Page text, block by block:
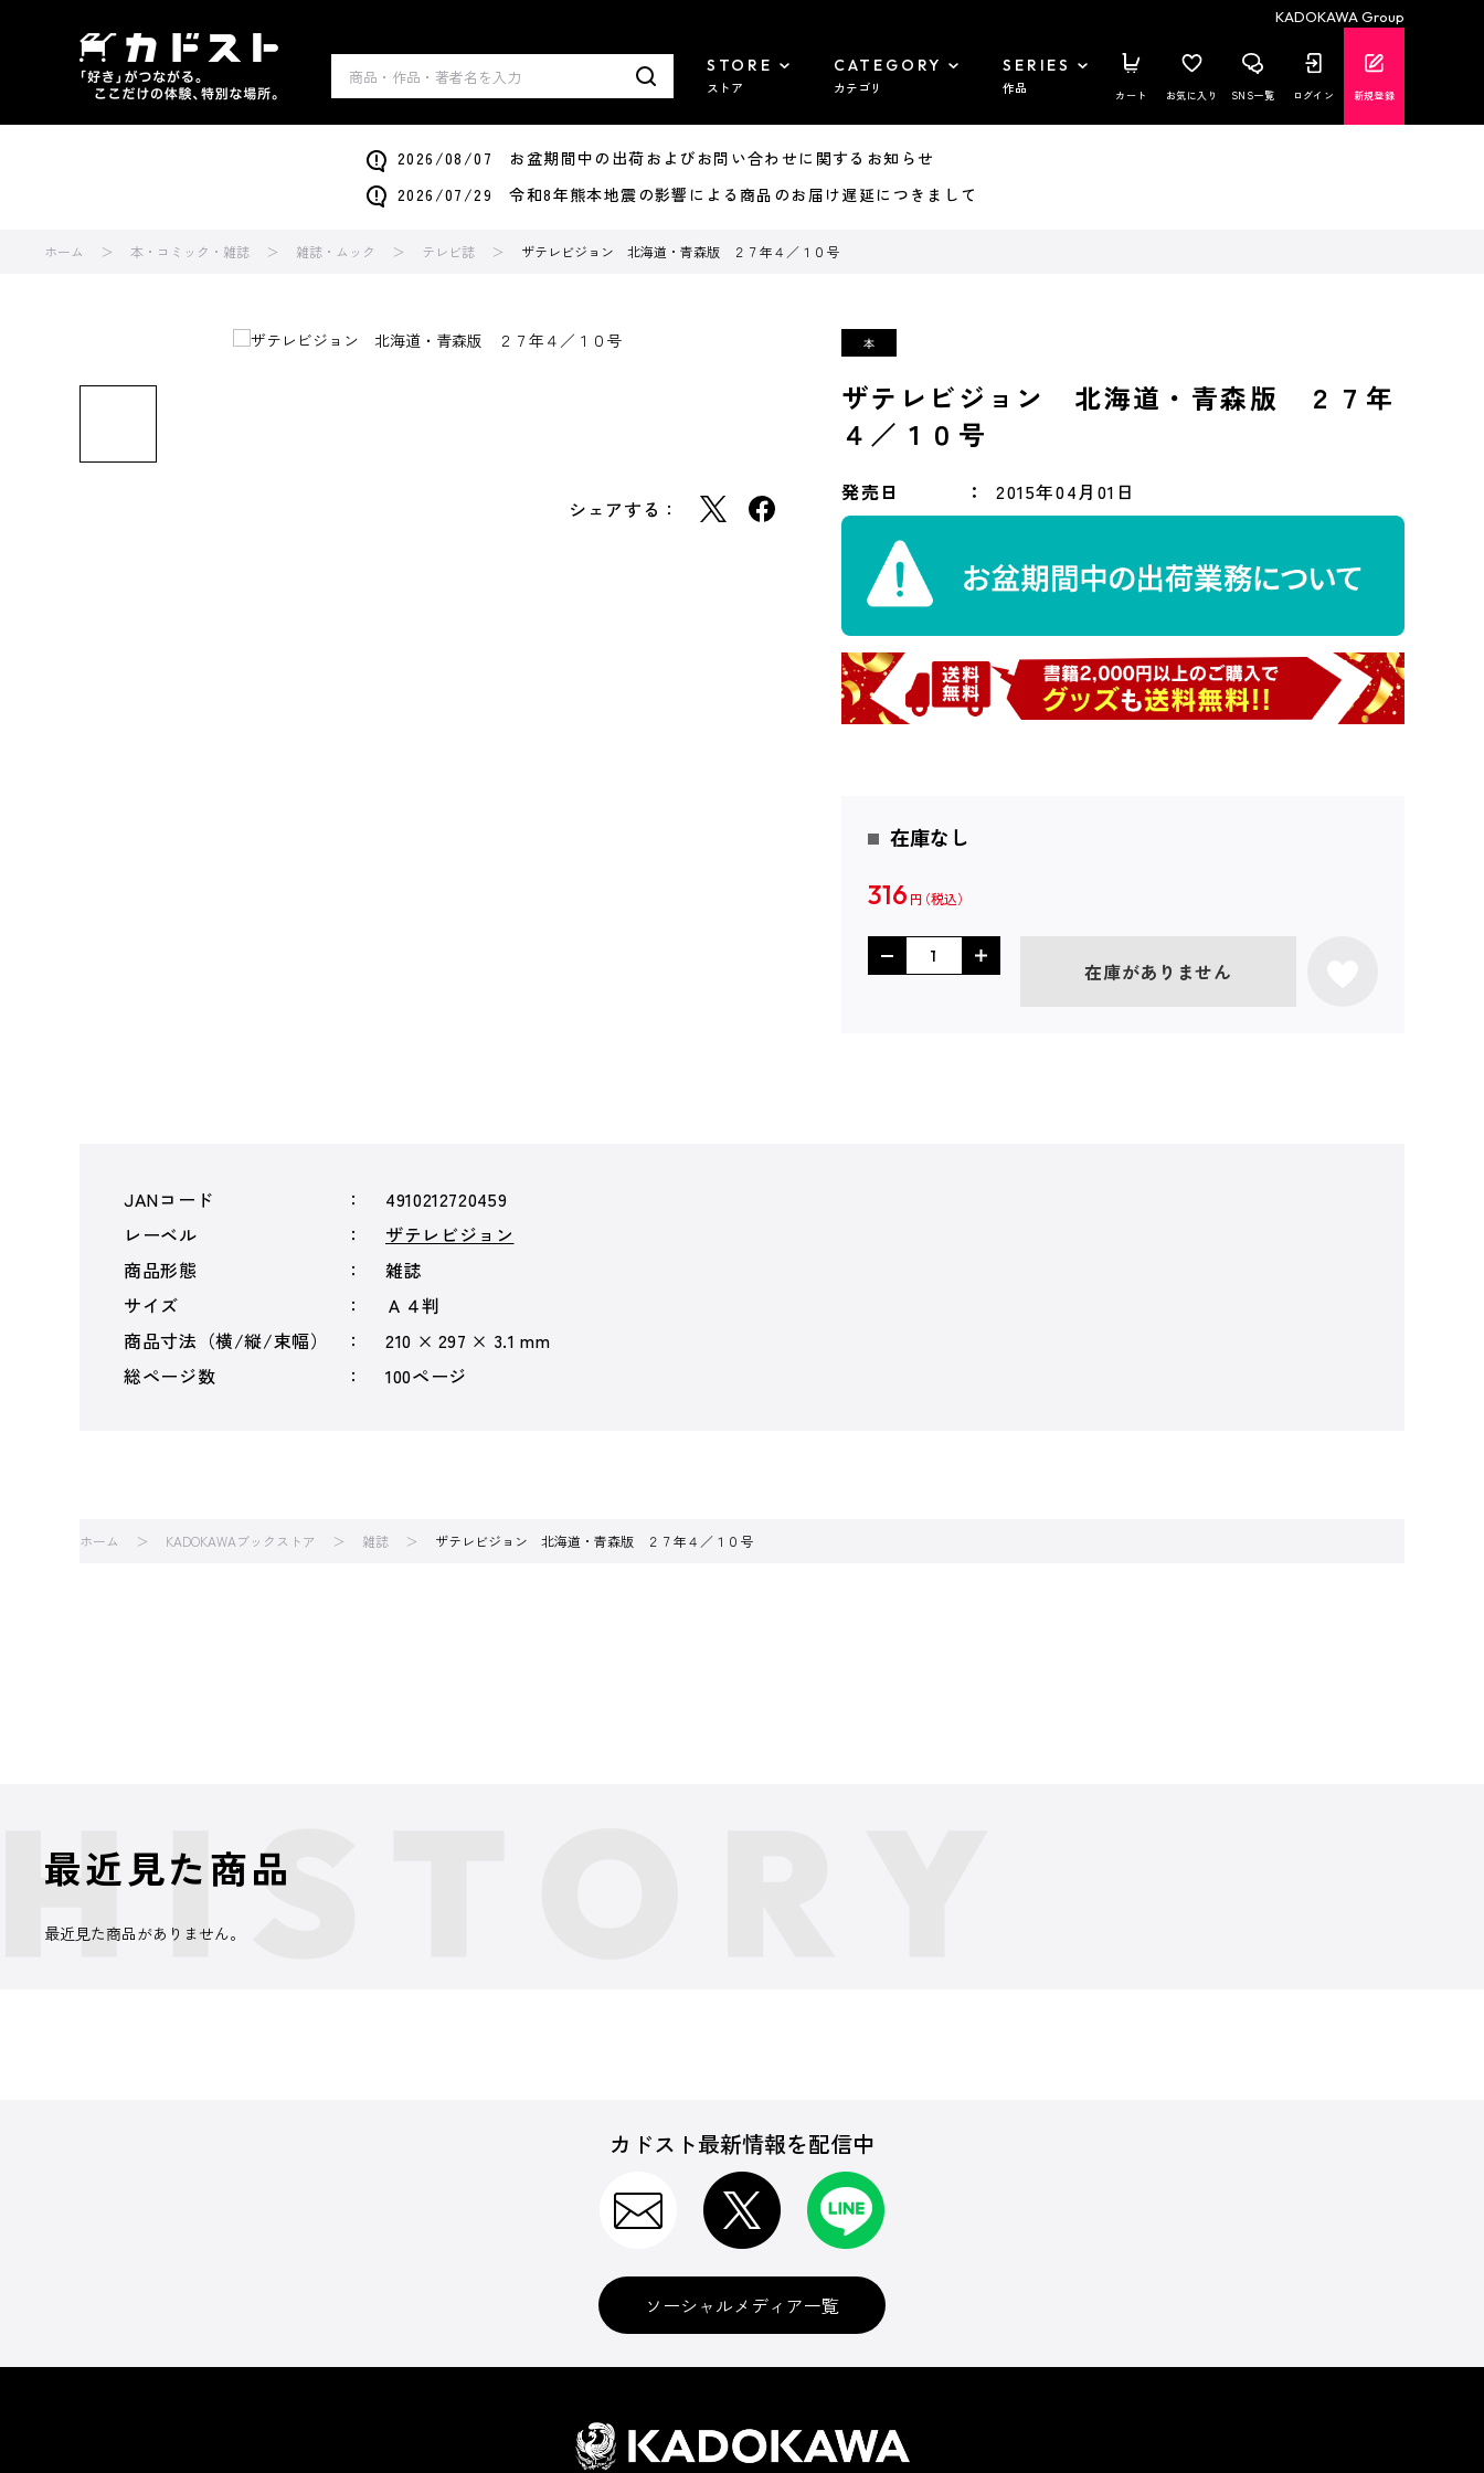
KADOKAWA Group
STORE
ストア
CATEGORY
カテゴリ
SERIES
作品 カート お気に入り SNS一覧 ログイン 新規登録
2026/08/07 お盆期間中の出荷およびお問い合わせに関するお知らせ
2026/07/29 令和8年熊本地震の影響による商品のお届け遅延につきまして
ホーム 本・コミック・雑誌 雑誌・ムック テレビ誌 ザテレビジョン 北海道・青森版 ２７年４／１０号
シェアする：
ザテレビジョン 北海道・青森版 ２７年
４／１０号
発売日 2015年04月01日
在庫なし
316 円
在庫がありません
JANコード
4910212720459
レーベル
ザテレビジョン
商品形態
雑誌
サイズ
Ａ４判
商品寸法（横/縦/束幅）
210 × 297 × 3.1 mm
総ページ数
100ページ
ホーム KADOKAWAブックストア 雑誌 ザテレビジョン 北海道・青森版 ２７年４／１０号
最近見た商品
最近見た商品がありません。
カドスト最新情報を配信中
ソーシャルメディア一覧